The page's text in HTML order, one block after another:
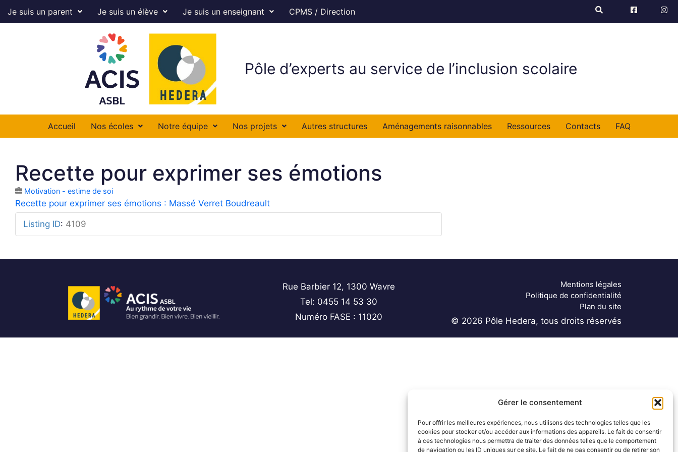
Gérer le consentement
Pour offrir les meilleures expériences, nous utilisons des technologies telles que les
cookies pour stocker et/ou accéder aux informations des appareils. Le fait de consentir
à ces technologies nous permettra de traiter des données telles que le comportement
de navigation ou les ID uniques sur ce site. Le fait de ne pas consentir ou de retirer son
Je suis un parent Je suis un élève Je suis un enseignant CPMS / Direction
Pôle d’experts au service de l’inclusion scolaire
Accueil Nos écoles Notre équipe Nos projets Autres structures Aménagements raisonnables Ressources Contacts FAQ
Recette pour exprimer ses émotions
Motivation - estime de soi
Recette pour exprimer ses émotions : Massé Verret Boudreault
Listing ID: 4109
Rue Barbier 12, 1300 Wavre
Tel: 0455 14 53 30
Numéro FASE : 11020
Mentions légales
Politique de confidentialité
Plan du site
© 2026 Pôle Hedera, tous droits réservés